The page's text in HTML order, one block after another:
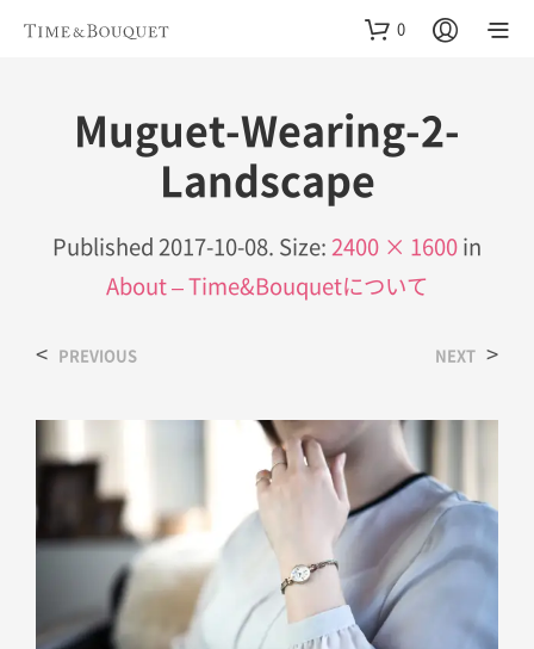
0
Muguet-Wearing-2-
Landscape
Published2017-10-08. Size:2400 × 1600in
About – Time&Bouquetについて
< PREVIOUS NEXT >